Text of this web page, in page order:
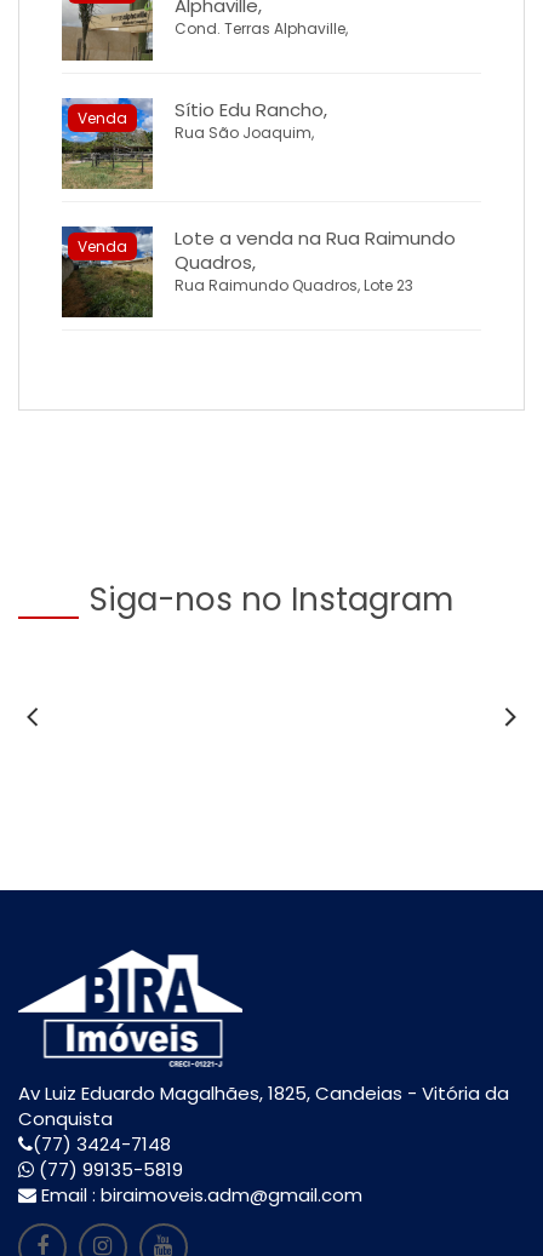
Alphaville,
Cond. Terras Alphaville,
Venda Sítio Edu Rancho,
Rua São Joaquim,
Venda
Lote a venda na Rua Raimundo
Quadros,
Rua Raimundo Quadros, Lote 23
Siga-nos no Instagram
Av Luiz Eduardo Magalhães, 1825, Candeias - Vitória da
Conquista
(77) 3424-7148
(77) 99135-5819
Email : biraimoveis.adm@gmail.com